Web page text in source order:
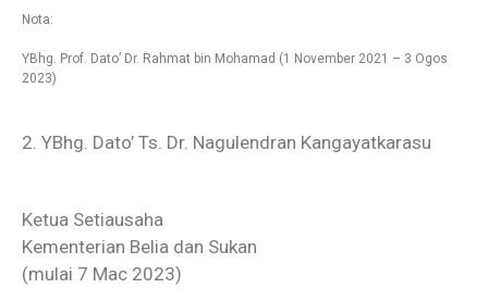
Nota:
YBhg. Prof. Dato’ Dr. Rahmat bin Mohamad (1 November 2021 – 3 Ogos
2023)
2. YBhg. Dato’ Ts. Dr. Nagulendran Kangayatkarasu
Ketua Setiausaha
Kementerian Belia dan Sukan
(mulai 7 Mac 2023)